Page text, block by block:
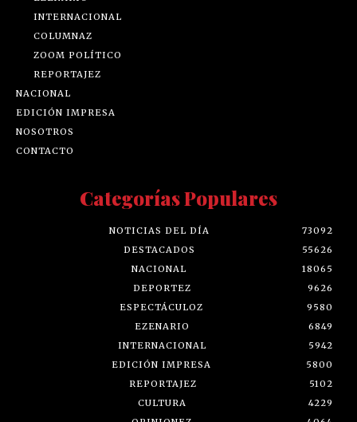
INTERNACIONAL
COLUMNAZ
ZOOM POLÍTICO
REPORTAJEZ
NACIONAL
EDICIÓN IMPRESA
NOSOTROS
CONTACTO
Categorías Populares
NOTICIAS DEL DÍA
73092
DESTACADOS
55626
NACIONAL
18065
DEPORTEZ
9626
ESPECTÁCULOZ
9580
EZENARIO
6849
INTERNACIONAL
5942
EDICIÓN IMPRESA
5800
REPORTAJEZ
5102
CULTURA
4229